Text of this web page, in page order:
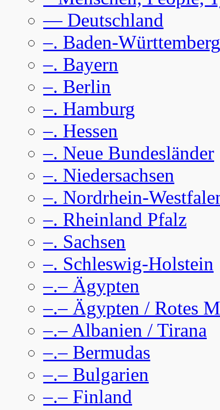
— Deutschland
–. Baden-Württemberg
–. Bayern
–. Berlin
–. Hamburg
–. Hessen
–. Neue Bundesländer
–. Niedersachsen
–. Nordrhein-
–. Rheinland Pfalz
–. Sachsen
–. Schleswig-Holstein
–.– Ägypten
–.– Ägypten / Rotes
–.– Albanien / Tirana
–.– Bermudas
–.– Bulgarien
–.– Finland